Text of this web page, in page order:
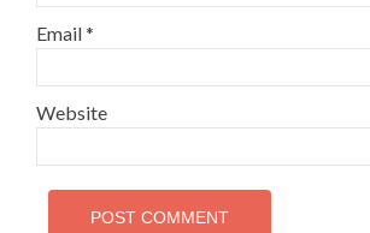
Email*
Website